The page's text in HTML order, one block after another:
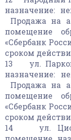
назначение:
Продажа на
помещение
«Сбербанк
сроком
13 ул.
назначение:
Продажа на
помещение
«Сбербанк
сроком
14 ул.